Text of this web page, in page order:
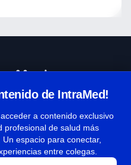
de IntraMed!
a contenido exclusivo
profesional de salud más
espacio para conectar,
entre colegas.
privacidad